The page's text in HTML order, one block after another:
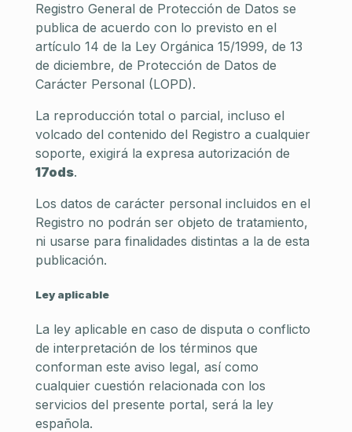
Registro General de Protección de Datos se
publica de acuerdo con lo previsto en el
artículo 14 de la Ley Orgánica 15/1999, de 13
de diciembre, de Protección de Datos de
Carácter Personal (LOPD).
La reproducción total o parcial, incluso el
volcado del contenido del Registro a cualquier
soporte, exigirá la expresa autorización de
17ods.
Los datos de carácter personal incluidos en el
Registro no podrán ser objeto de tratamiento,
ni usarse para finalidades distintas a la de esta
publicación.
Ley aplicable
La ley aplicable en caso de disputa o conflicto
de interpretación de los términos que
conforman este aviso legal, así como
cualquier cuestión relacionada con los
servicios del presente portal, será la ley
española.